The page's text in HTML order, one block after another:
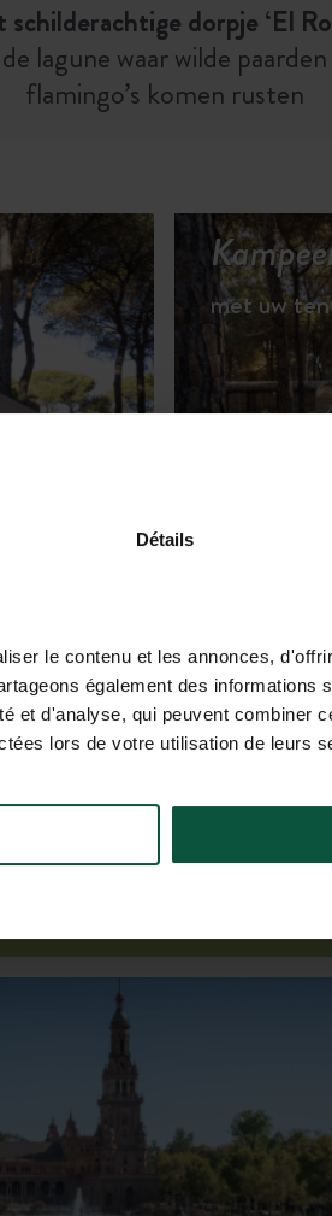
Détails
le contenu et les annonces,
également des informations
et d'analyse, qui peuvent combiner
lors de votre utilisation de leurs
schilderachtige dorpje ‘El
lagune waar wilde
flamingo’s komen rusten
met uw